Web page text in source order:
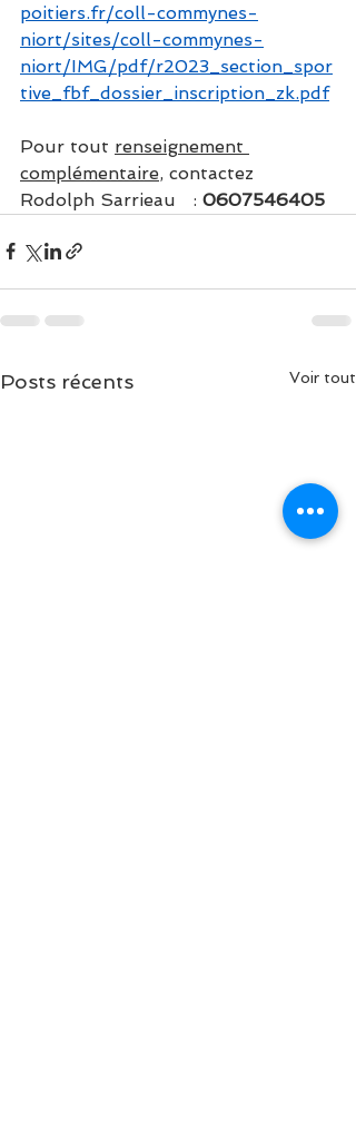
poitiers.fr/coll-commynes-
niort/sites/coll-commynes-
niort/IMG/pdf/r2023_section_spor
tive_fbf_dossier_inscription_zk.pdf
Pour tout renseignement
complémentaire, contactez
Rodolph Sarrieau   : 0607546405
Posts récents Voir tout